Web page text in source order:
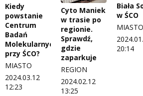
Kiedy
powstanie
Centrum
Badań
Molekularnych
przy ŚCO?
MIASTO
2024.03.12
12:23
Cyto Maniek
w trasie po
regionie.
Sprawdź,
gdzie
zaparkuje
REGION
2024.02.12
13:25
Biała
w ŚCO
MIASTO
20:14